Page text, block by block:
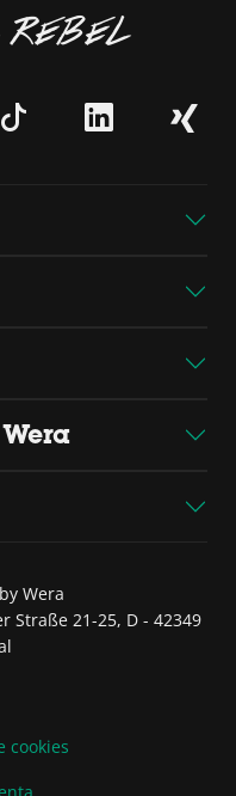
REBEL
Wera
Straße 21-25, D - 42349
cookies